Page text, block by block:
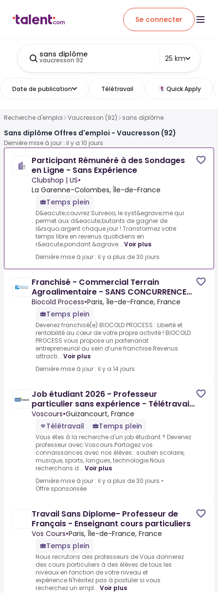
Se connecter
sans diplôme
vaucresson 92 25 km
Date de publication Télétravail Quick Apply
Recherche d'emploi Vaucresson (92) sans diplôme
Sans diplôme Offres d'emploi - Vaucresson (92)
Dernière mise à jour : il y a 10 jours
Participant Rémunéré à des Sondages
en Ligne - Sans Expérience
Clubshop | US•
La Garenne-Colombes, Île-de-France
Temps plein
D&eacute;couvrez Surveoo, le syst&egrave;me qui
permet aux d&eacute;butants de gagner de
l&rsquo;argent chaque jour !.Transformez votre
temps libre en revenus quotidiens en
r&eacute;pondant &agrave... Voir plus
Dernière mise à jour : il y a plus de 30 jours
Franchisé - Commercial Terrain
Agroalimentaire - SANS CONCURRENCE
(H/F)
Biocold Process•Paris, Île-de-France, France
Temps plein
Devenez franchisé(e) BIOCOLD PROCESS : Liberté et
rentabilité au cœur de votre propre activité !.BIOCOLD
PROCESS vous propose un partenariat
entrepreneurial au sein d’une franchise.Revenus
attracti... Voir plus
Dernière mise à jour : il y a 14 jours
Job étudiant 2026 - Professeur
particulier sans expérience - Télétravail
possible - 12 à 28€/h
Voscours•Guizancourt, France
Télétravail
Temps plein
Vous êtes à la recherche d'un job étudiant ? Devenez
professeur avec Voscours.Partagez vos
connaissances avec nos élèves : soutien scolaire,
musique, sports, langues, technologie.Nous
recherchons d... Voir plus
Dernière mise à jour : il y a plus de 30 jours •
Offre sponsorisée
Travail Sans Diplome- Professeur de
Français - Enseignant cours particuliers
Vos Cours•Paris, Île-de-France, France
Temps plein
Nous recrutons des professeurs de.Vous donnerez
des cours particuliers à des élèves de tous les
niveaux en fonction de votre niveau et
expérience.N'hésitez pas à postuler si vous
recherchez un empl... Voir plus